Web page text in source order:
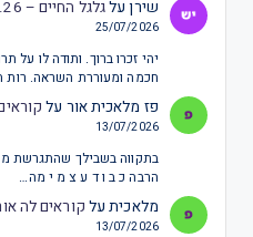
שירןעלגלגל החיים – 25.7.26
25/07/2026
יהי זכרו ברוך. ותודה לו
חכמה ומעוררת השראה. רות
פז מלאכית אור על קוראים
13/07/2026
בתקווה בשבילך שהתגרשת
הרבה כ ב ו ד ע צ מ י מה…
מלאכיתעל קוראים לה אורלי
13/07/2026